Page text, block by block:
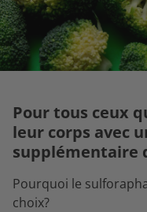
Pour tous ceux
leur corps avec
supplémentaire
Pourquoi le
choix?